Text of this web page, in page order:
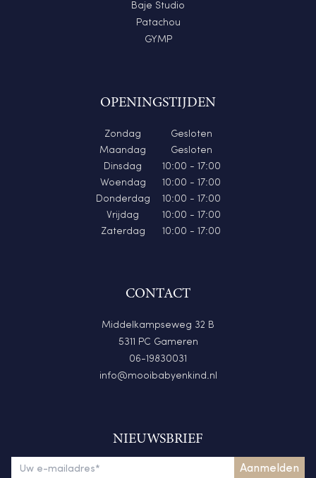
Baje Studio
Patachou
GYMP
OPENINGSTIJDEN
Zondag
Gesloten
Maandag
Gesloten
Dinsdag
10:00 - 17:00
Woendag
10:00 - 17:00
Donderdag
10:00 - 17:00
Vrijdag
10:00 - 17:00
Zaterdag
10:00 - 17:00
CONTACT
Middelkampseweg 32 B
5311 PC Gameren
06-19830031
info@mooibabyenkind.nl
NIEUWSBRIEF